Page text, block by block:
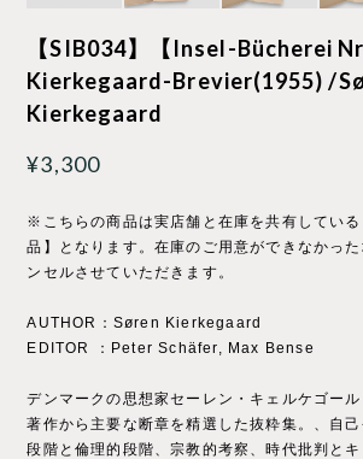
【SIB034】【Insel-Bücherei
Kierkegaard-Brevier(1955) /
Kierkegaard
¥3,300
※こちらの商品は実店舗と在庫を共有してい
品】となります。在庫のご用意ができなかっ
ンセルさせていただきます。
AUTHOR：Søren Kierkegaard
EDITOR ：Peter Schäfer, Max Bense
デンマークの思想家セーレン・キェルケゴー
著作から主要な断章を精選した抜粋集。、自
段階と倫理的段階、宗教的考察、時代批判とキ